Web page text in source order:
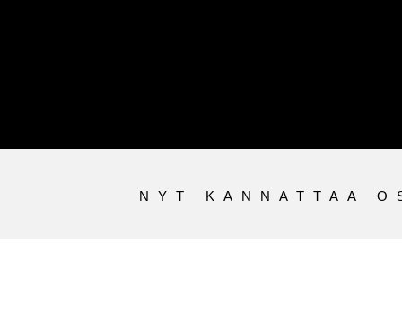
NYT KANNATTAA